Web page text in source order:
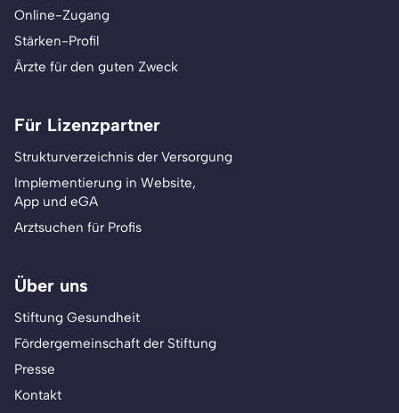
Online-Zugang
Stärken-Profil
Ärzte für den guten Zweck
Für Lizenzpartner
Strukturverzeichnis der Versorgung
Implementierung in Website,
App und eGA
Arztsuchen für Profis
Über uns
Stiftung Gesundheit
Fördergemeinschaft der Stiftung
Presse
Kontakt